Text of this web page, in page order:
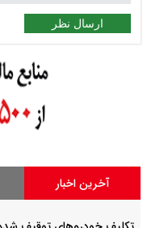
ارسال نظر
آخرین اخبار